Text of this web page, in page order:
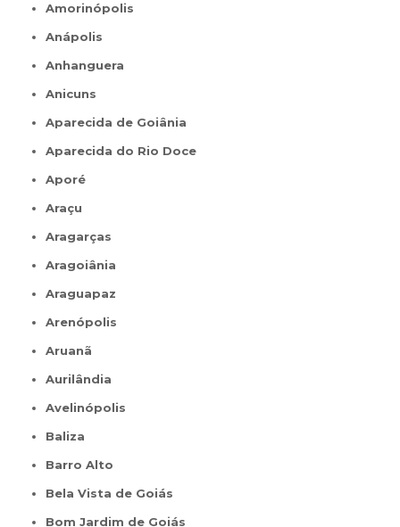
Amorinópolis
Anápolis
Anhanguera
Anicuns
Aparecida de Goiânia
Aparecida do Rio Doce
Aporé
Araçu
Aragarças
Aragoiânia
Araguapaz
Arenópolis
Aruanã
Aurilândia
Avelinópolis
Baliza
Barro Alto
Bela Vista de Goiás
Bom Jardim de Goiás